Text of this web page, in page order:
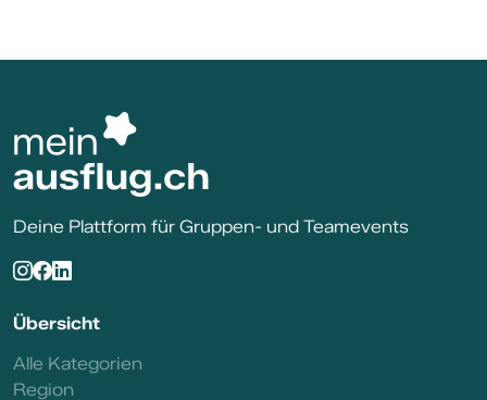
Deine Plattform für Gruppen- und Teamevents
Übersicht
Alle Kategorien
Region